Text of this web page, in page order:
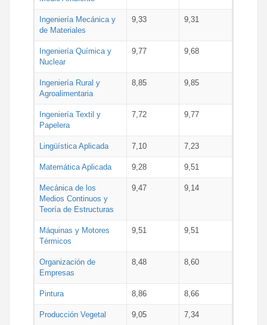
Ingeniería Mecánica y
de Materiales
9,33 9,31
Ingeniería Química y
Nuclear
9,77 9,68
Ingeniería Rural y
Agroalimentaria
8,85 9,85
Ingeniería Textil y
Papelera
7,72 9,77
Lingüística Aplicada 7,10 7,23
Matemática Aplicada 9,28 9,51
Mecánica de los
Medios Continuos y
Teoría de Estructuras
9,47 9,14
Máquinas y Motores
Térmicos
9,51 9,51
Organización de
Empresas
8,48 8,60
Pintura 8,86 8,66
Producción Vegetal 9,05 7,34